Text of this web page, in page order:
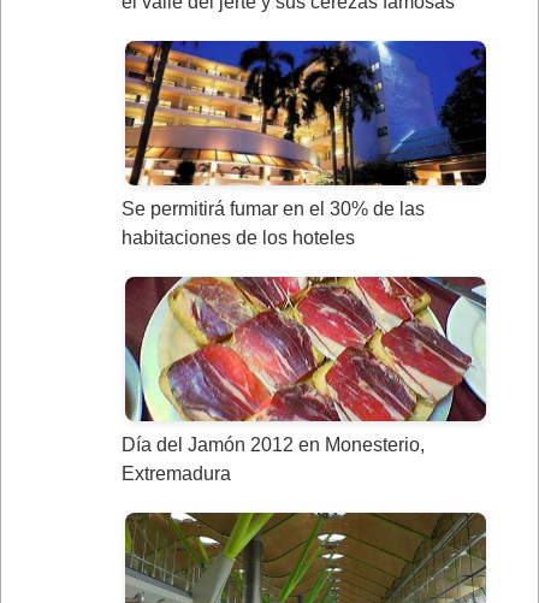
Se permitirá fumar en el 30% de las
habitaciones de los hoteles
Día del Jamón 2012 en Monesterio,
Extremadura